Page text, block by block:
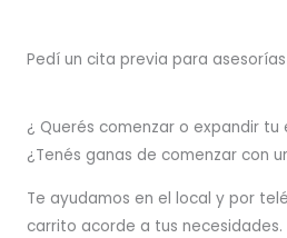
Pedí un cita previa para
¿ Querés comenzar o expandir tu
¿Tenés ganas de comenzar con
Te ayudamos en el local y por
carrito acorde a tus necesidades.